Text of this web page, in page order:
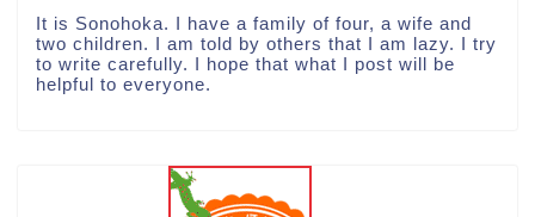
It is Sonohoka. I have a family of four, a wife and
two children. I am told by others that I am lazy. I try
to write carefully. I hope that what I post will be
helpful to everyone.